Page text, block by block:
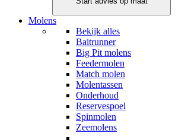
Molens
Bekijk alles
Baitrunner
Big Pit molens
Feedermolen
Match molen
Molentassen
Onderhoud
Reservespoel
Spinmolen
Zeemolens